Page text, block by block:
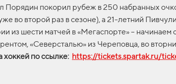
покорил рубеж в 250 набранных
во второй раз в сезоне), а 21-летний
из шести матчей в «Мегаспорте» – начинаем
«Северсталью» из Череповца, во
хоккей по ссылке: https://tickets.spartak.ru/